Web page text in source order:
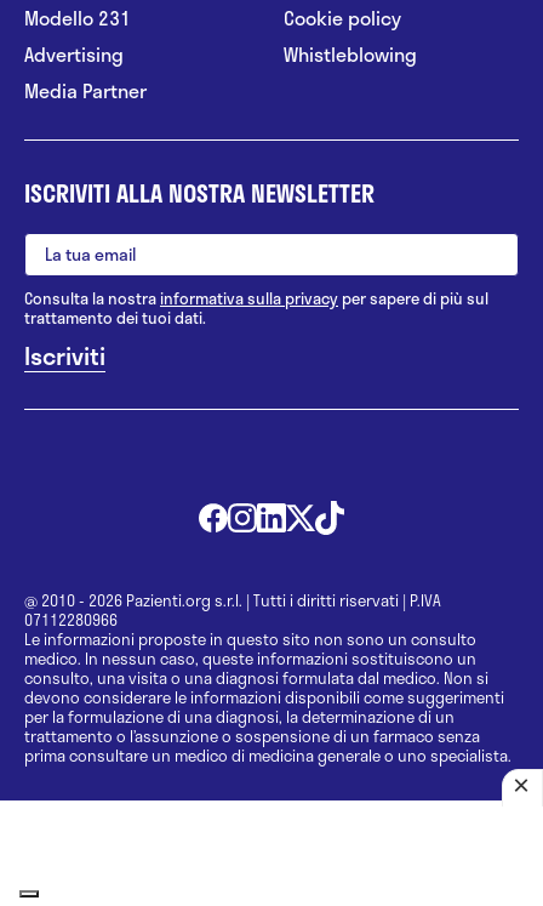
Modello 231
Advertising
Media Partner
Cookie policy
Whistleblowing
ISCRIVITI ALLA NOSTRA NEWSLETTER
Consulta la nostrainformativa sulla privacy per sapere di più sul
trattamento dei tuoi dati.
@ 2010 - 2026 Pazienti.org s.r.l. | Tutti i diritti riservati | P.IVA
07112280966
Le informazioni proposte in questo sito non sono un consulto
medico. In nessun caso, queste informazioni sostituiscono un
consulto, una visita o una diagnosi formulata dal medico. Non si
devono considerare le informazioni disponibili come suggerimenti
per la formulazione di una diagnosi, la determinazione di un
trattamento o l’assunzione o sospensione di un farmaco senza
prima consultare un medico di medicina generale o uno specialista.